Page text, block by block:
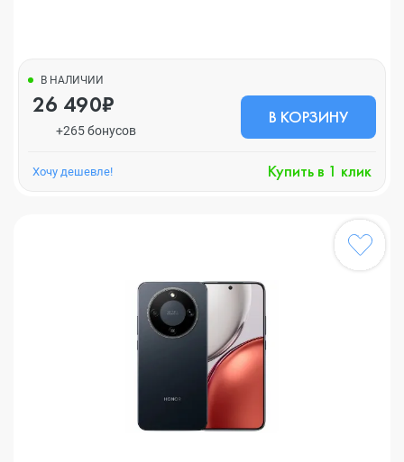
В НАЛИЧИИ
26 490₽
+265 бонусов
В КОРЗИНУ
Хочу дешевле! Купить в 1 клик